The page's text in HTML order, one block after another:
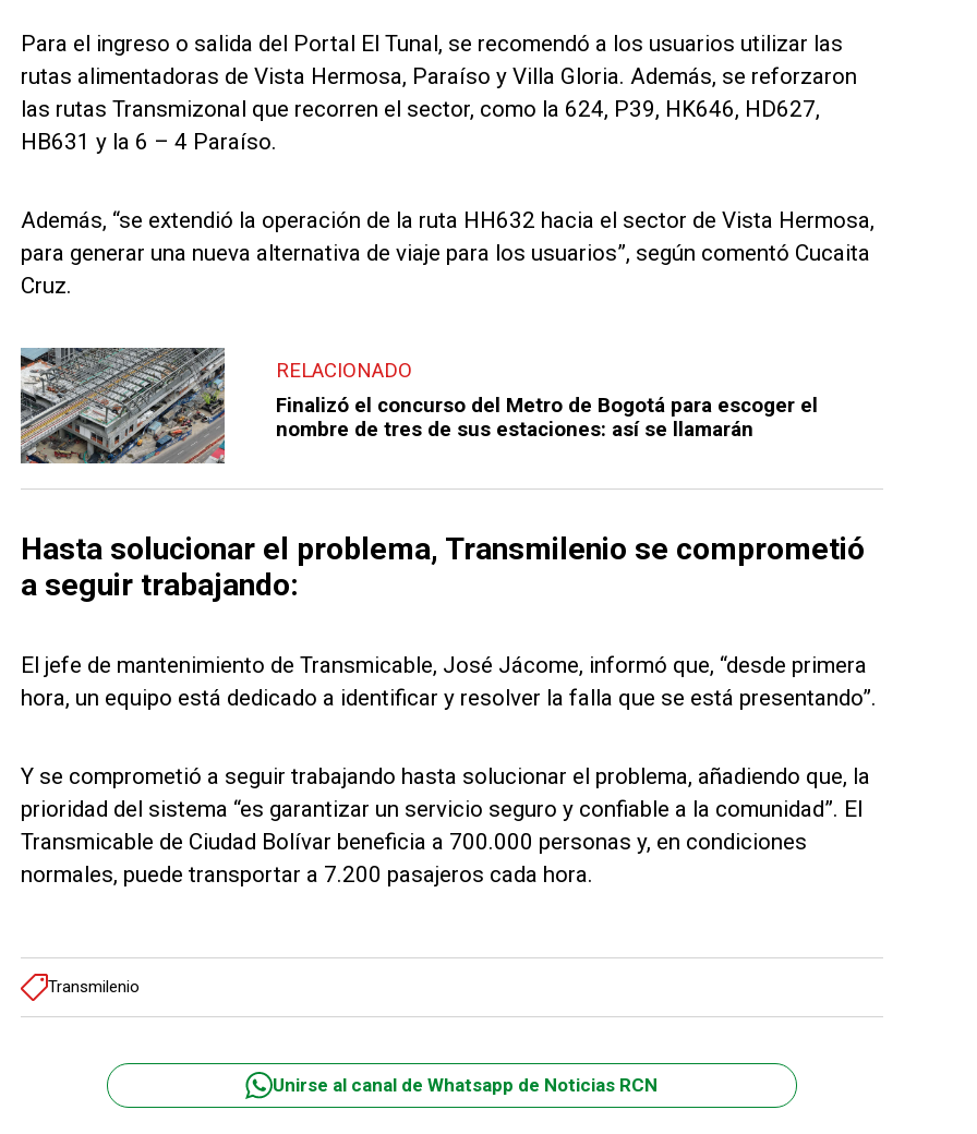
Para el ingreso o salida del Portal El Tunal, se recomendó a los usuarios utilizar las
rutas alimentadoras de Vista Hermosa, Paraíso y Villa Gloria. Además, se reforzaron
las rutas Transmizonal que recorren el sector, como la 624, P39, HK646, HD627,
HB631 y la 6 – 4 Paraíso.
Además, “se extendió la operación de la ruta HH632 hacia el sector de Vista Hermosa,
para generar una nueva alternativa de viaje para los usuarios”, según comentó Cucaita
Cruz.
RELACIONADO
Finalizó el concurso del Metro de Bogotá para escoger el
nombre de tres de sus estaciones: así se llamarán
Hasta solucionar el problema, Transmilenio se comprometió
a seguir trabajando:
El jefe de mantenimiento de Transmicable, José Jácome, informó que, “desde primera
hora, un equipo está dedicado a identificar y resolver la falla que se está presentando”.
Y se comprometió a seguir trabajando hasta solucionar el problema, añadiendo que, la
prioridad del sistema “es garantizar un servicio seguro y confiable a la comunidad”. El
Transmicable de Ciudad Bolívar beneficia a 700.000 personas y, en condiciones
normales, puede transportar a 7.200 pasajeros cada hora.
Transmilenio
Unirse al canal de Whatsapp de Noticias RCN